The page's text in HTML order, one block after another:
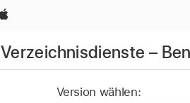
Apple
Verzeichnisdienste –
Version wählen: